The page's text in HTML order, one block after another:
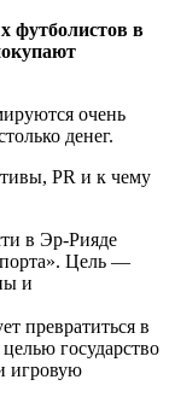
футболистов в
очень
денег.
в Эр-Рияде
Цель —
и
превратиться в
государство
игровую